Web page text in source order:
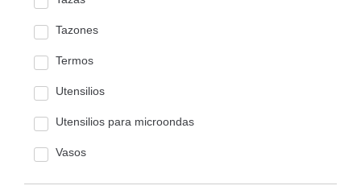
Tazones
Termos
Utensilios
Utensilios para microondas
Vasos